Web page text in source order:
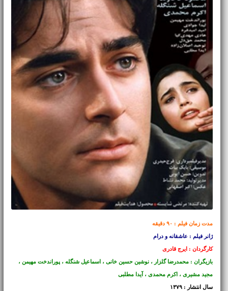
مدت زمان فیلم : ۹۰ دقیقه
ژانر فیلم : عاشقانه و درام
کارگردان : ایرج قادری
بازیگران : محمدرضا گلزار ، نوشین حسین خانی ، اسماعیل شنگله ، پوراندخت مهیمن ،
مجید مشیری ، اکرم محمدی ، آیدا مطلبی
سال انتشار : ۱۳۷۹